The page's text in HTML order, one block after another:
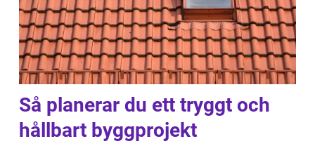
Så planerar du ett tryggt och
hållbart byggprojekt